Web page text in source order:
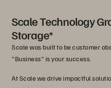
Scale Technology
Storage*
Scale was built to be customer
"Business" is your success.
At Scale we drive impactful